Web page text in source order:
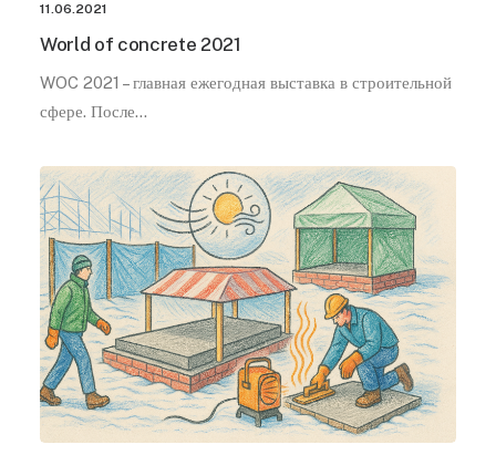
11.06.2021
World of concrete 2021
WOC 2021 – главная ежегодная выставка в строительной
сфере. После…